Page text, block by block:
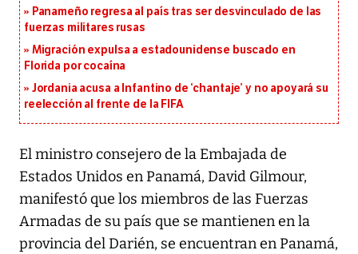
Panameño regresa al país tras ser desvinculado de las
fuerzas militares rusas
Migración expulsa a estadounidense buscado en
Florida por cocaína
Jordania acusa a Infantino de ‘chantaje’ y no apoyará su
reelección al frente de la FIFA
El ministro consejero de la Embajada de
Estados Unidos en Panamá, David Gilmour,
manifestó que los miembros de las Fuerzas
Armadas de su país que se mantienen en la
provincia del Darién, se encuentran en Panamá,